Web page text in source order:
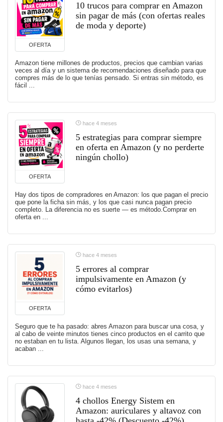
OFERTA
10 trucos para comprar en Amazon
sin pagar de más (con ofertas reales
de moda y deporte)
Amazon tiene millones de productos, precios que cambian varias
veces al día y un sistema de recomendaciones diseñado para que
compres más de lo que tenías pensado. Si entras sin método, es
fácil ...
OFERTA
hace 4 meses
5 estrategias para comprar siempre
en oferta en Amazon (y no perderte
ningún chollo)
Hay dos tipos de compradores en Amazon: los que pagan el precio
que pone la ficha sin más, y los que casi nunca pagan precio
completo. La diferencia no es suerte — es método.Comprar en
oferta en ...
OFERTA
hace 4 meses
5 errores al comprar
impulsivamente en Amazon (y
cómo evitarlos)
Seguro que te ha pasado: abres Amazon para buscar una cosa, y
al cabo de veinte minutos tienes cinco productos en el carrito que
no estaban en tu lista. Algunos llegan, los usas una semana, y
acaban ...
hace 4 meses
4 chollos Energy Sistem en
Amazon: auriculares y altavoz con